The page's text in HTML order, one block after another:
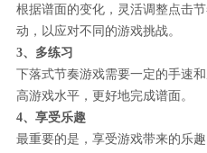
根据谱面的变化，灵活调整点击
动，以应对不同的游戏挑战。
3、多练习
下落式节奏游戏需要一定的手速
高游戏水平，更好地完成谱面。
4、享受乐趣
最重要的是，享受游戏带来的乐